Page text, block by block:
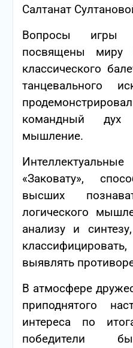
Салтанат
Вопросы игры
посвящены миру
классического
танцевального
командный дух
мышление.
«Заковату»,
высших
логического
анализу и
выявлять
В атмосфере
приподнятого
интереса по
победители